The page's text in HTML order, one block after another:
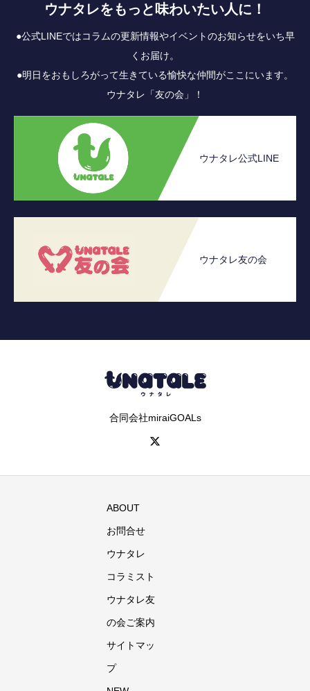
ウナタレをもっと味わいたい人に！
●公式LINEではコラムの更新情報やイベントのお知らせをいち早
くお届け。
●明日をおもしろがって生きている愉快な仲間がここにいます。
ウナタレ「友の会」！
ウナタレ公式LINE
ウナタレ友の会
合同会社miraiGOALs
ABOUT
お問合せ
ウナタレ
コラミスト
ウナタレ友
の会ご案内
サイトマッ
プ